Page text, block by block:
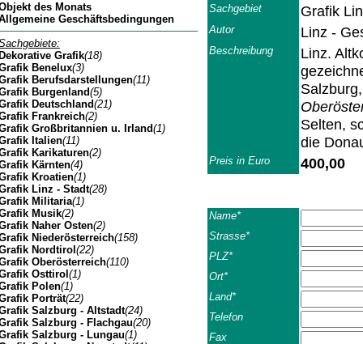
des Monats
Geschäftsbedingungen
Grafik(18)
Benelux(3)
Berufsdarstellungen(11)
Burgenland(5)
Deutschland(21)
Frankreich(2)
Großbritannien u. Irland(1)
Italien(11)
Karikaturen(2)
Kärnten(4)
Kroatien(1)
Linz - Stadt(28)
Militaria(1)
Musik(2)
Naher Osten(2)
Niederösterreich(158)
Nordtirol (22)
Oberösterreich(110)
Osttirol (1)
Polen(1)
Porträt(22)
Salzburg - Altstadt(24)
Salzburg - Flachgau(20)
Salzburg - Lungau(1)
Sachgebiet Grafik
Autor Linz -
Beschreibung
Linz.
Selten,
die
Preis in Euro 400,00
Name*
Strasse*
PLZ*
Ort*
Land*
Telefon
Fax